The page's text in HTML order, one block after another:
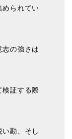
められてい
の強さは
証する際
勘、そし